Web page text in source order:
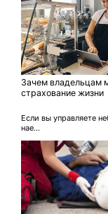
Зачем владельцам
страхование жизни
Если вы управляете
нае...